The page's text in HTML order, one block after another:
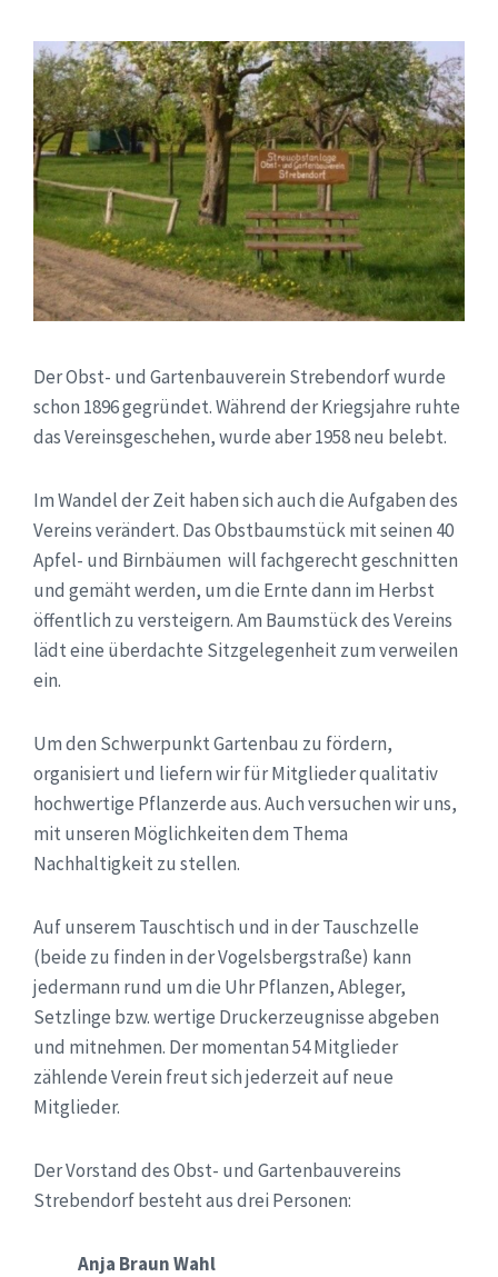
Der Obst- und Gartenbauverein Strebendorf wurde
schon 1896 gegründet. Während der Kriegsjahre ruhte
das Vereinsgeschehen, wurde aber 1958 neu belebt.
Im Wandel der Zeit haben sich auch die Aufgaben des
Vereins verändert. Das Obstbaumstück mit seinen 40
Apfel- und Birnbäumen will fachgerecht geschnitten
und gemäht werden, um die Ernte dann im Herbst
öffentlich zu versteigern. Am Baumstück des Vereins
lädt eine überdachte Sitzgelegenheit zum verweilen
ein.
Um den Schwerpunkt Gartenbau zu fördern,
organisiert und liefern wir für Mitglieder qualitativ
hochwertige Pflanzerde aus. Auch versuchen wir uns,
mit unseren Möglichkeiten dem Thema
Nachhaltigkeit zu stellen.
Auf unserem Tauschtisch und in der Tauschzelle
(beide zu finden in der Vogelsbergstraße) kann
jedermann rund um die Uhr Pflanzen, Ableger,
Setzlinge bzw. wertige Druckerzeugnisse abgeben
und mitnehmen. Der momentan 54 Mitglieder
zählende Verein freut sich jederzeit auf neue
Mitglieder.
Der Vorstand des Obst- und Gartenbauvereins
Strebendorf besteht aus drei Personen:
Anja Braun Wahl